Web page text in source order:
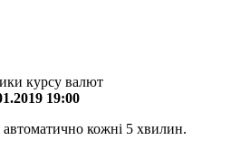
курсу валют
19:00
кожні 5 хвилин.